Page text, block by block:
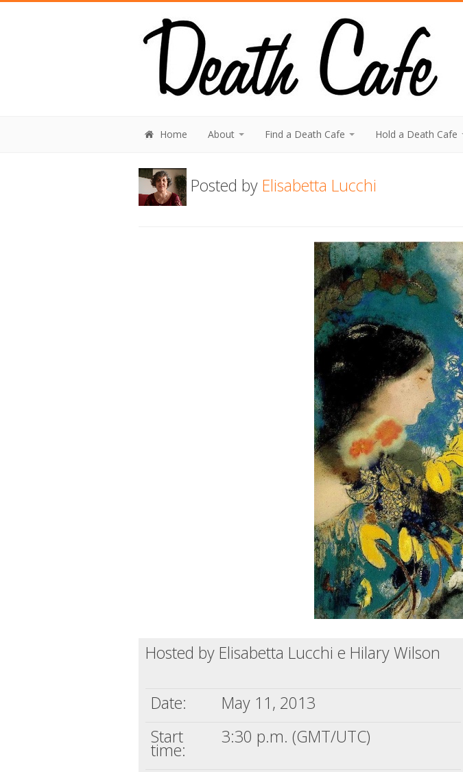
Home About Find a Death Cafe Hold a Death Cafe
Posted by Elisabetta Lucchi
Hosted by Elisabetta Lucchi e Hilary Wilson
Date:
May 11, 2013
Start
time:
3:30 p.m. (GMT/UTC)